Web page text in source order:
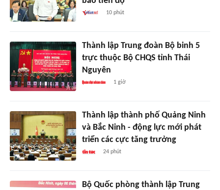
10 phút
Thành lập Trung đoàn Bộ binh 5
trực thuộc Bộ CHQS tỉnh Thái
Nguyên
1 giờ
Thành lập thành phố Quảng Ninh
và Bắc Ninh - động lực mới phát
triển các cực tăng trưởng
24 phút
Bộ Quốc phòng thành lập Trung